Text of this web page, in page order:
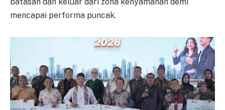
mencapai performa puncak.